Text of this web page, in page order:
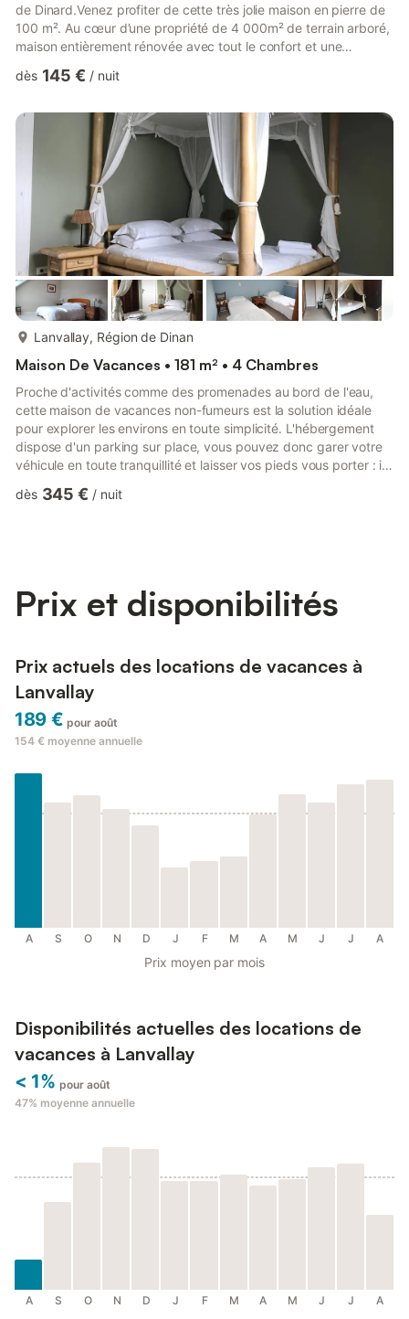
de Dinard.Venez profiter de cette très jolie maison en pierre de
100 m². Au cœur d’une propriété de 4 000m² de terrain arboré,
maison entièrement rénovée avec tout le confort et une
à 2 kms de Lanvallay, 3 kms du port et 4,5 kms de Dinan.A
Biocoop, boulangerie, boucherie, pharmacie, coiffeur, fleuriste,
poste, restaurants, etc...De nombreux chemins pédestres et...
dès 145 € / nuit
Lanvallay, Région de Dinan
Maison De Vacances • 181 m² • 4 Chambres
Proche d'activités comme des promenades au bord de l'eau,
cette maison de vacances non-fumeurs est la solution idéale
pour explorer les environs en toute simplicité. L'hébergement
dispose d'un parking sur place, vous pouvez donc garer votre
véhicule en toute tranquillité et laisser vos pieds vous porter : il
jusqu'à Tour de l'horloge de Dinan. Cette maison de vacances
dès 345 € / nuit
Prix et disponibilités
Prix actuels des locations de vacances à
Lanvallay
189 € pour août
154 € moyenne annuelle
A S O N D J F M A M J J A
Prix moyen par mois
Disponibilités actuelles des locations de
vacances à Lanvallay
< 1% pour août
47% moyenne annuelle
A S O N D J F M A M J J A